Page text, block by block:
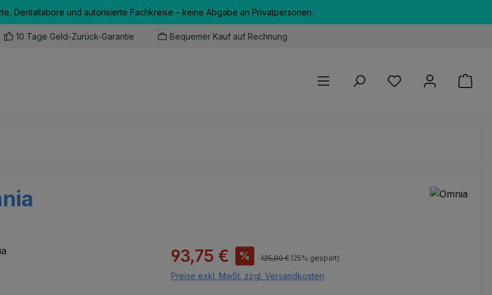
Dentallabore und autorisierte Fachkreise – keine Abgabe an Privatpersonen.
10 Tage Geld-Zurück-Garantie Bequemer Kauf auf Rechnung
Du hast 0 Produkte
Verkaufspreis:
93,75 € % Regulärer Preis:
125,00 € (25% gespart)
Preise exkl. MwSt. zzgl. Versandkosten